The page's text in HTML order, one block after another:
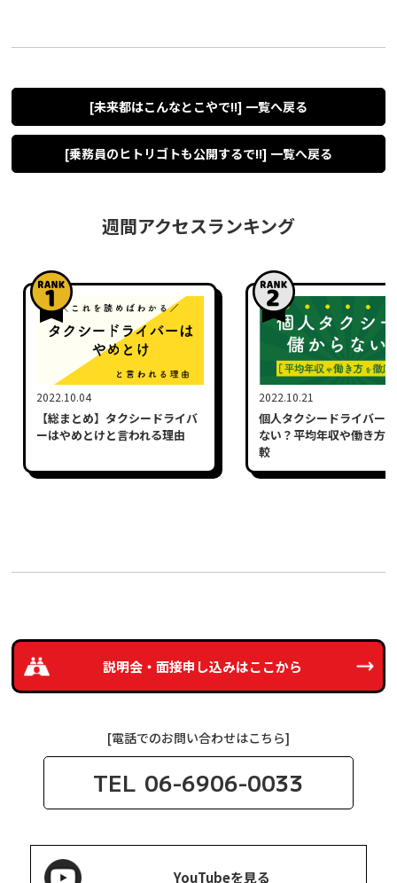
[未来都はこんなとこやで!!] 一覧へ戻る
[乗務員のヒトリゴトも公開するで!!] 一覧へ戻る
週間アクセスランキング
2022.10.04
【総まとめ】タクシードライバ
ーはやめとけと言われる理由
2022.10.21
個人タクシードライバー
ない？平均年収や働き方
較
説明会・面接申し込みはここから
[電話でのお問い合わせはこちら]
TEL 06-6906-0033
YouTubeを見る